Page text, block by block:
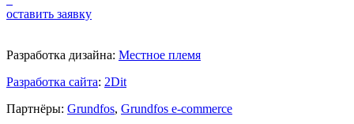
оставить заявку
Разработка дизайна: Местное племя
Разработка сайта: 2Dit
Партнёры: Grundfos, Grundfos e-commerce